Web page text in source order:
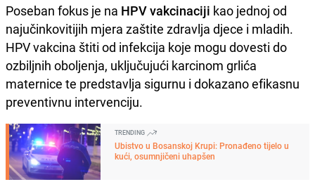
Poseban fokus je na HPV vakcinaciji kao jednoj od
najučinkovitijih mjera zaštite zdravlja djece i mladih.
HPV vakcina štiti od infekcija koje mogu dovesti do
ozbiljnih oboljenja, uključujući karcinom grlića
maternice te predstavlja sigurnu i dokazano efikasnu
preventivnu intervenciju.
TRENDING
Ubistvo u Bosanskoj Krupi: Pronađeno tijelo u
kući, osumnjičeni uhapšen